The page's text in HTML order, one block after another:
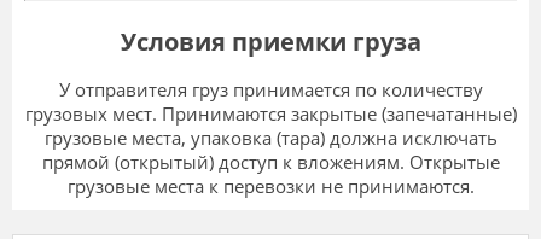
Условия приемки груза
У отправителя груз принимается по количеству
грузовых мест. Принимаются закрытые (запечатанные)
грузовые места, упаковка (тара) должна исключать
прямой (открытый) доступ к вложениям. Открытые
грузовые места к перевозки не принимаются.